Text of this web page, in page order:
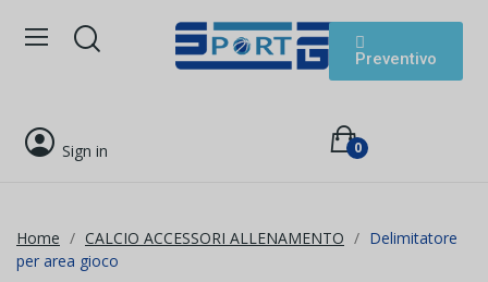
Preventivo
Sign in 0
Home CALCIO ACCESSORI ALLENAMENTO
Delimitatore
per area gioco